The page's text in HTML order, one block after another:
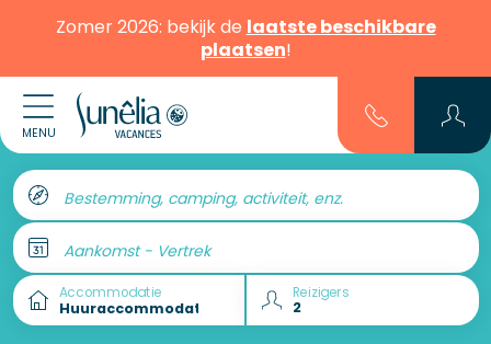
Zomer 2026: bekijk de laatste beschikbare
plaatsen!
MENU
Bestemming, camping, activiteit, enz.
Aankomst - Vertrek
Accommodatie Reizigers